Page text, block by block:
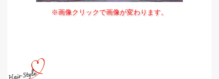
※画像クリックで画像が変わります。